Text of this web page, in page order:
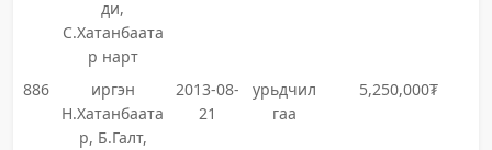
ди,
С.Хатанбаата
р нарт
886
иргэн
Н.Хатанбаата
р, Б.Галт,
2013-08-
21
урьдчил
гаа
5,250,000₮